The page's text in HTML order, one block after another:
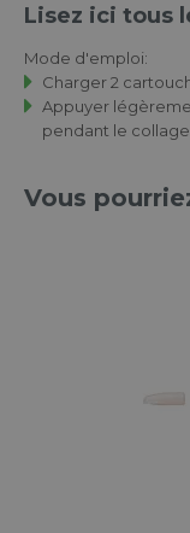
Lisez ici tous
Mode d'emploi:
Charger 2
Appuyer
pendant le collage
Vous